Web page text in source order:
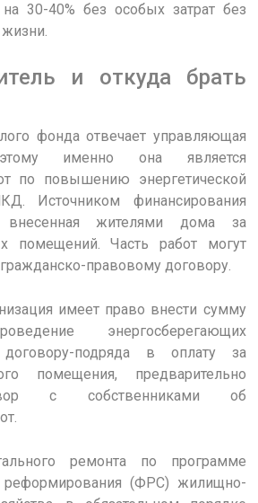
30-40% без особых затрат без
и откуда брать
фонда отвечает управляющая
именно она является
по повышению энергетической
Источником финансирования
внесенная жителями дома за
помещений. Часть работ могут
правовому договору.
имеет право внести сумму
энергосберегающих
подряда в оплату за
помещения, предварительно
с собственниками об
ремонта по программе
реформирования (ФРС) жилищно-